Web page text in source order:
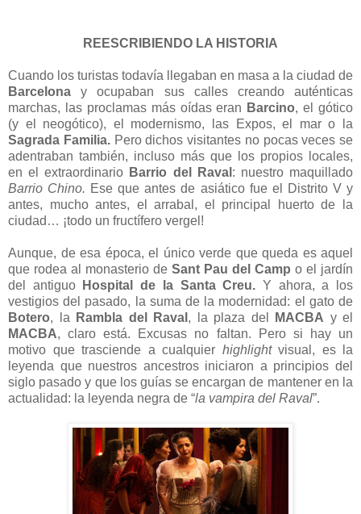
REESCRIBIENDO LA HISTORIA
Cuando los turistas todavía llegaban en masa a la ciudad de
Barcelona y ocupaban sus calles creando auténticas
marchas, las proclamas más oídas eran Barcino, el gótico
(y el neogótico), el modernismo, las Expos, el mar o la
Sagrada Familia.Pero dichos visitantes no pocas veces se
adentraban también, incluso más que los propios locales,
en el extraordinario Barrio del Raval : nuestro maquillado
Barrio Chino. Ese que antes de asiático fue el Distrito V y
antes, mucho antes, el arrabal, el principal huerto de la
ciudad… ¡todo un fructífero vergel!
Aunque, de esa época, el único verde que queda es aquel
que rodea al monasterio de Sant Pau del Camp o el jardín
del antiguo
Hospital de la Santa Creu. Y ahora, a los
vestigios del pasado, la suma de la modernidad: el gato de
Botero, la Rambla del Raval , la plaza del MACBA y el
MACBA, claro está. Excusas no faltan. Pero si hay un
motivo que trasciende a cualquier highlightvisual, es la
leyenda que nuestros ancestros iniciaron a principios del
siglo pasado y que los guías se encargan de mantener en la
actualidad: la leyenda negra de “la vampira del Raval”.